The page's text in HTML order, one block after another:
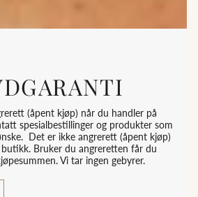
(åpent kjøp) når du handler på
spesialbestillinger og produkter som
Det er ikke angrerett (åpent kjøp)
Bruker du angreretten får du
Vi tar ingen gebyrer.